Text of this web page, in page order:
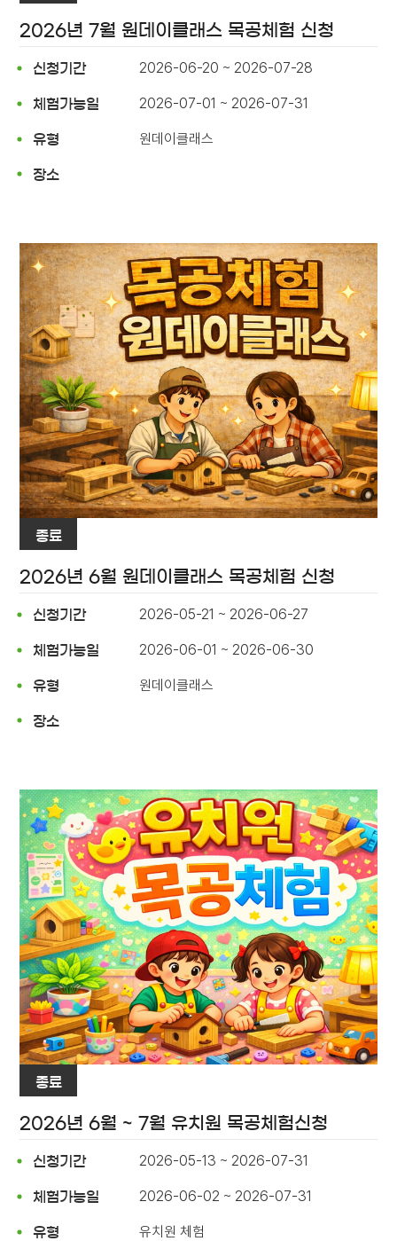
2026년 7월 원데이클래스 목공체험 신청
신청기간 2026-06-20 ~ 2026-07-28
체험가능일 2026-07-01 ~ 2026-07-31
유형 원데이클래스
장소
종료
2026년 6월 원데이클래스 목공체험 신청
신청기간 2026-05-21 ~ 2026-06-27
체험가능일 2026-06-01 ~ 2026-06-30
유형 원데이클래스
장소
종료
2026년 6월 ~ 7월 유치원 목공체험신청
신청기간 2026-05-13 ~ 2026-07-31
체험가능일 2026-06-02 ~ 2026-07-31
유형 유치원 체험